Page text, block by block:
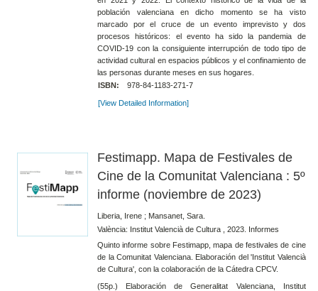
población valenciana en dicho momento se ha visto
marcado por el cruce de un evento imprevisto y dos
procesos históricos: el evento ha sido la pandemia de
COVID-19 con la consiguiente interrupción de todo tipo de
actividad cultural en espacios públicos y el confinamiento de
las personas durante meses en sus hogares.
ISBN:
978-84-1183-271-7
[View Detailed Information]
Festimapp. Mapa de Festivales de
Cine de la Comunitat Valenciana : 5º
informe (noviembre de 2023)
Liberia, Irene ; Mansanet, Sara.
València: Institut Valencià de Cultura , 2023. Informes
Quinto informe sobre Festimapp, mapa de festivales de cine
de la Comunitat Valenciana. Elaboración del 'Institut Valencià
de Cultura', con la colaboración de la Cátedra CPCV.
(55p.) Elaboración de Generalitat Valenciana, Institut